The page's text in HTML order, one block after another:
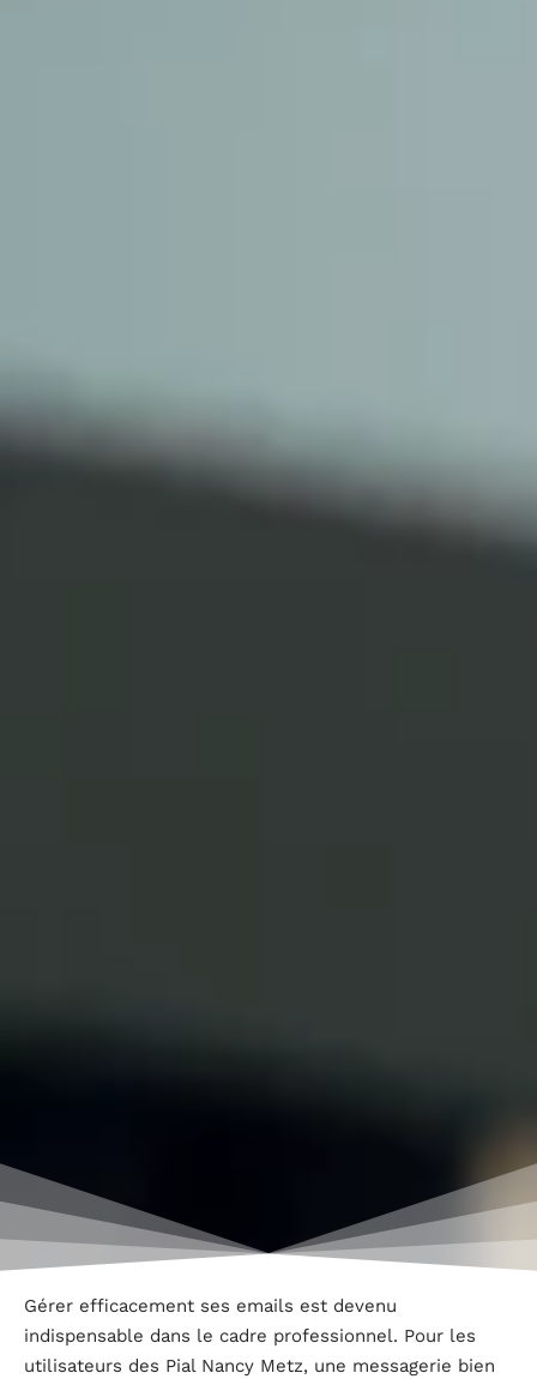
Gérer efficacement ses emails est devenu
indispensable dans le cadre professionnel. Pour les
utilisateurs des Pial Nancy Metz, une messagerie bien